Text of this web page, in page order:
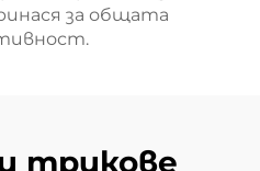
за общата
трикове